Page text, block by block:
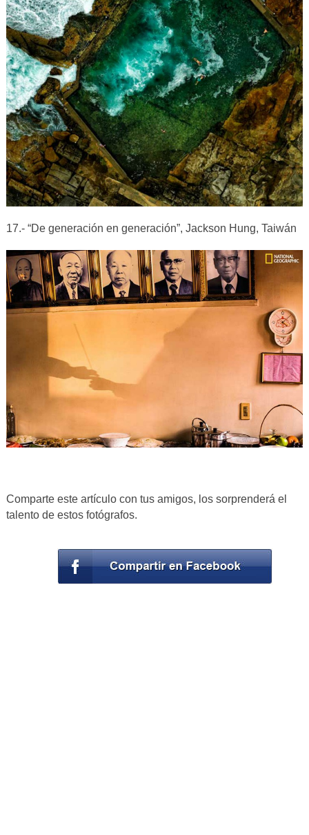
17.- “De generación en generación”, Jackson Hung, Taiwán
Comparte este artículo con tus amigos, los sorprenderá el
talento de estos fotógrafos.